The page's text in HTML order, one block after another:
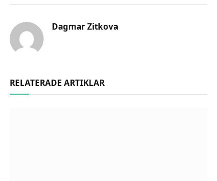
Dagmar Zitkova
RELATERADE ARTIKLAR